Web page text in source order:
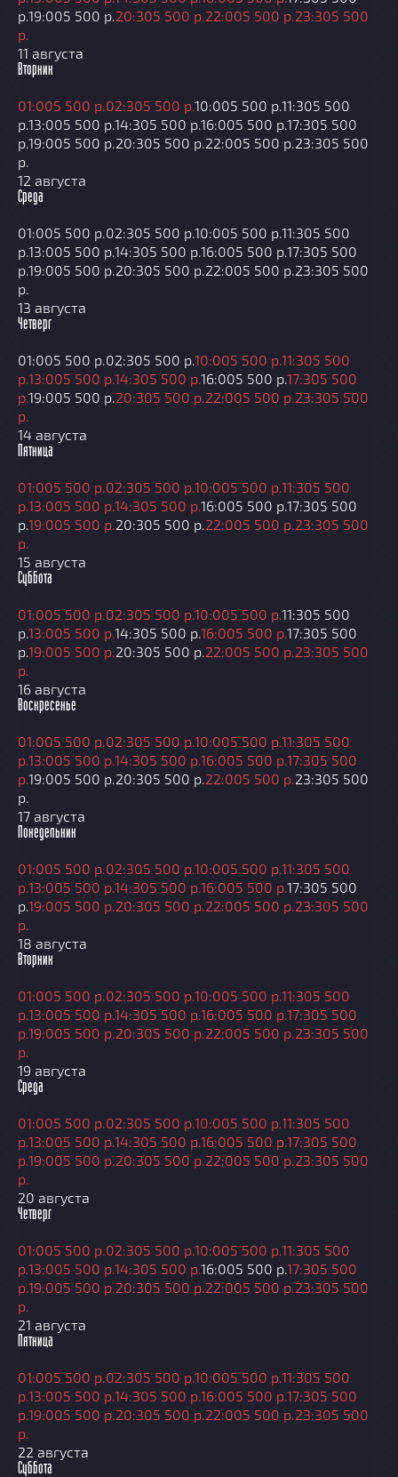
р.19:005 500 р.20:305 500 р.22:005 500 р.23:305 500
р.
11 августа
Вторник
01:005 500 р.02:305 500 р.10:005 500 р.11:305 500
р.13:005 500 р.14:305 500 р.16:005 500 р.17:305 500
р.19:005 500 р.20:305 500 р.22:005 500 р.23:305 500
р.
12 августа
Среда
01:005 500 р.02:305 500 р.10:005 500 р.11:305 500
р.13:005 500 р.14:305 500 р.16:005 500 р.17:305 500
р.19:005 500 р.20:305 500 р.22:005 500 р.23:305 500
р.
13 августа
Четверг
01:005 500 р.02:305 500 р.10:005 500 р.11:305 500
р.13:005 500 р.14:305 500 р.16:005 500 р.17:305 500
р.19:005 500 р.20:305 500 р.22:005 500 р.23:305 500
р.
14 августа
Пятница
01:005 500 р.02:305 500 р.10:005 500 р.11:305 500
р.13:005 500 р.14:305 500 р.16:005 500 р.17:305 500
р.19:005 500 р.20:305 500 р.22:005 500 р.23:305 500
р.
15 августа
Суббота
01:005 500 р.02:305 500 р.10:005 500 р.11:305 500
р.13:005 500 р.14:305 500 р.16:005 500 р.17:305 500
р.19:005 500 р.20:305 500 р.22:005 500 р.23:305 500
р.
16 августа
Воскресенье
01:005 500 р.02:305 500 р.10:005 500 р.11:305 500
р.13:005 500 р.14:305 500 р.16:005 500 р.17:305 500
р.19:005 500 р.20:305 500 р.22:005 500 р.23:305 500
р.
17 августа
Понедельник
01:005 500 р.02:305 500 р.10:005 500 р.11:305 500
р.13:005 500 р.14:305 500 р.16:005 500 р.17:305 500
р.19:005 500 р.20:305 500 р.22:005 500 р.23:305 500
р.
18 августа
Вторник
01:005 500 р.02:305 500 р.10:005 500 р.11:305 500
р.13:005 500 р.14:305 500 р.16:005 500 р.17:305 500
р.19:005 500 р.20:305 500 р.22:005 500 р.23:305 500
р.
19 августа
Среда
01:005 500 р.02:305 500 р.10:005 500 р.11:305 500
р.13:005 500 р.14:305 500 р.16:005 500 р.17:305 500
р.19:005 500 р.20:305 500 р.22:005 500 р.23:305 500
р.
20 августа
Четверг
01:005 500 р.02:305 500 р.10:005 500 р.11:305 500
р.13:005 500 р.14:305 500 р.16:005 500 р.17:305 500
р.19:005 500 р.20:305 500 р.22:005 500 р.23:305 500
р.
21 августа
Пятница
01:005 500 р.02:305 500 р.10:005 500 р.11:305 500
р.13:005 500 р.14:305 500 р.16:005 500 р.17:305 500
р.19:005 500 р.20:305 500 р.22:005 500 р.23:305 500
р.
22 августа
Суббота